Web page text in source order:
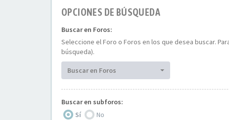
OPCIONES DE BÚSQUEDA
Buscar en Foros:
Seleccione el Foro o Foros en los que desea buscar.
búsqueda).
Buscar en Foros
Buscar en subforos:
Sí
No